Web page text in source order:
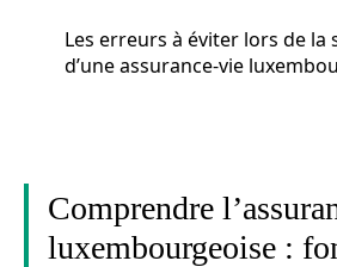
Les erreurs à éviter lors de la
d’une assurance-vie
Comprendre
luxembourgeoise :